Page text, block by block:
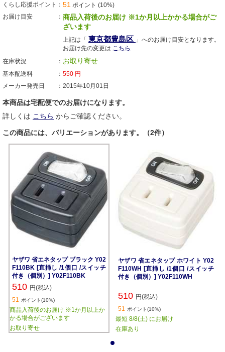
くらし応援ポイント 51 ポイント (10%)
お届け目安
商品入荷後のお届け ※1か月以上かかる場合がご
ざいます
上記は「 東京都豊島区 」へのお届け目安となります。
お届け先の変更は こちら
在庫状況
お取り寄せ
基本配送料 550 円
メーカー発売日
2015年10月01日
本商品は宅配便でのお届けになります。
詳しくは こちら からご確認ください。
この商品には、バリエーションがあります。（2件）
ヤザワ 省エネタップ ブラック Y02
F110BK [直挿し /1個口 /スイッチ
付き（個別）] Y02F110BK
510 円(税込)
51 ポイント(10%)
商品入荷後のお届け ※1か月以上か
かる場合がございます
お取り寄せ
ヤザワ 省エネタップ ホワイト Y02
F110WH [直挿し /1個口 /スイッチ
付き（個別）] Y02F110WH
510 円(税込)
51 ポイント(10%)
最短 8/8(土) にお届け
在庫あり